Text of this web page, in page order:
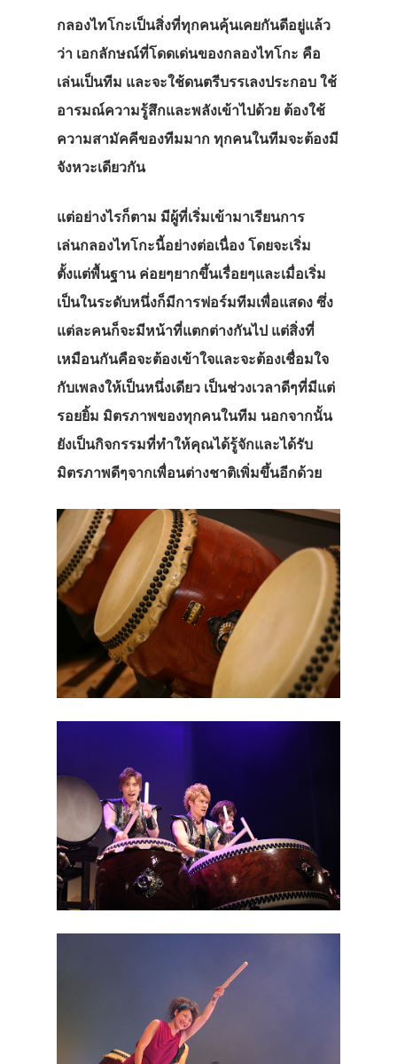
กลองไทโกะเป็นสิ่งที่ทุกคนคุ้นเคยกันดีอยู่แล้ว
ว่า เอกลักษณ์ที่โดดเด่นของกลองไทโกะ คือ
เล่นเป็นทีม และจะใช้ดนตรีบรรเลงประกอบ ใช้
อารมณ์ความรู้สึกและพลังเข้าไปด้วย ต้องใช้
ความสามัคคีของทีมมาก ทุกคนในทีมจะต้องมี
จังหวะเดียวกัน
แต่อย่างไรก็ตาม มีผู้ที่เริ่มเข้ามาเรียนการ
เล่นกลองไทโกะนี้อย่างต่อเนื่อง โดยจะเริ่ม
ตั้งแต่พื้นฐาน ค่อยๆยากขึ้นเรื่อยๆและเมื่อเริ่ม
เป็นในระดับหนึ่งก็มีการฟอร์มทีมเพื่อแสดง ซึ่ง
แต่ละคนก็จะมีหน้าที่แตกต่างกันไป แต่สิ่งที่
เหมือนกันคือจะต้องเข้าใจและจะต้องเชื่อมใจ
กับเพลงให้เป็นหนึ่งเดียว เป็นช่วงเวลาดีๆที่มีแต่
รอยยิ้ม มิตรภาพของทุกคนในทีม นอกจากนั้น
ยังเป็นกิจกรรมที่ทำให้คุณได้รู้จักและได้รับ
มิตรภาพดีๆจากเพื่อนต่างชาติเพิ่มขึ้นอีกด้วย